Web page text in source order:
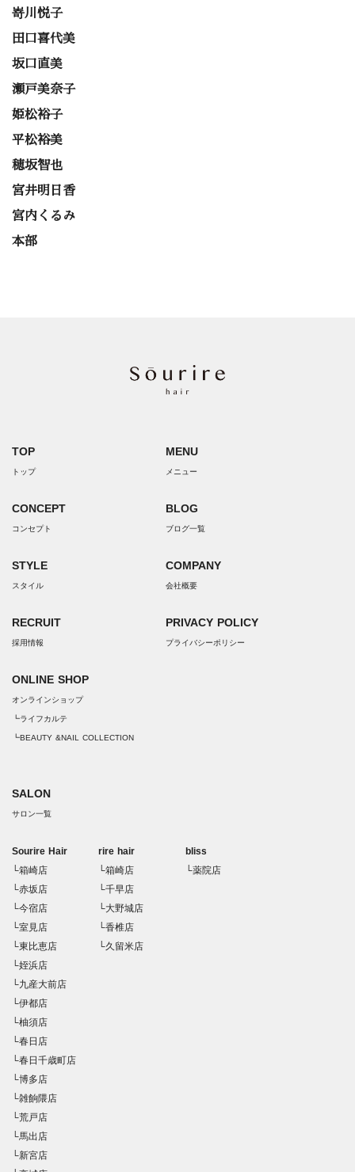
嵜川悦子
田口喜代美
坂口直美
瀬戸美奈子
姫松裕子
平松裕美
穂坂智也
宮井明日香
宮内くるみ
本部
TOP
トップ
CONCEPT
コンセプト
STYLE
スタイル
RECRUIT
採用情報
ONLINE SHOP
オンラインショップ
┗ライフカルテ
┗BEAUTY &NAIL COLLECTION
MENU
メニュー
BLOG
ブログ一覧
COMPANY
会社概要
PRIVACY POLICY
プライバシーポリシー
SALON
サロン一覧
Sourire Hair
└箱崎店
└赤坂店
└今宿店
└室見店
└東比恵店
└姪浜店
└九産大前店
└伊都店
└柚須店
└春日店
└春日千歳町店
└博多店
└雑餉隈店
└荒戸店
└馬出店
└新宮店
rire hair
└箱崎店
└千早店
└大野城店
└香椎店
└久留米店
bliss
└薬院店